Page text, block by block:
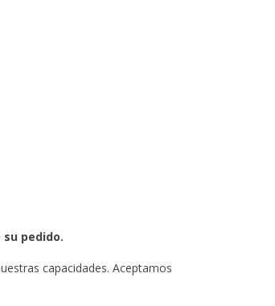
pedido.
capacidades. Aceptamos